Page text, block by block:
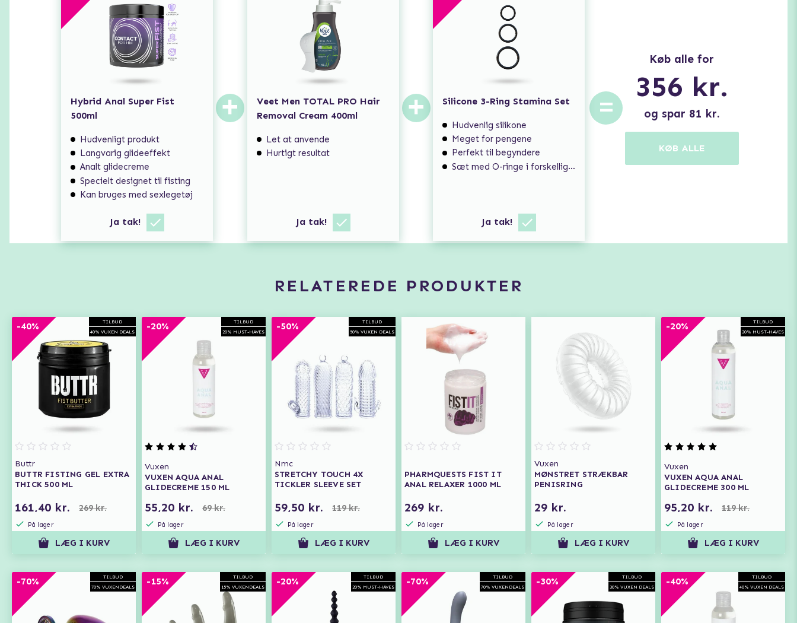
Hybrid Anal Super Fist
500ml
Hudvenligt produkt
Langvarig glideeffekt
Analt glidecreme
Specielt designet til fisting
Kan bruges med sexlegetøj
Ja tak!
+
Veet Men TOTAL PRO Hair
Removal Cream 400ml
Let at anvende
Hurtigt resultat
Ja tak!
+ Silicone 3-Ring Stamina Set
Hudvenlig silikone
Meget for pengene
Perfekt til begyndere
Sæt med O-ringe i forskellige størrelser
Ja tak!
=
Køb alle for
356 kr.
og spar 81 kr.
KØB ALLE
RELATEREDE PRODUKTER
TILBUD
40% VUXEN DEALS
-40%
Buttr
BUTTR FISTING GEL EXTRA
THICK 500 ML
161,40 kr. 269 kr.
På lager
LÆG I KURV
TILBUD
20% MUST-HAVES
-20%
Vuxen
VUXEN AQUA ANAL
GLIDECREME 150 ML
55,20 kr. 69 kr.
På lager
LÆG I KURV
TILBUD
50% VUXEN DEALS
-50%
Nmc
STRETCHY TOUCH 4X
TICKLER SLEEVE SET
59,50 kr. 119 kr.
På lager
LÆG I KURV
PHARMQUESTS FIST IT
ANAL RELAXER 1000 ML
269 kr.
På lager
LÆG I KURV
Vuxen
MØNSTRET STRÆKBAR
PENISRING
29 kr.
På lager
LÆG I KURV
TILBUD
20% MUST-HAVES
-20%
Vuxen
VUXEN AQUA ANAL
GLIDECREME 300 ML
95,20 kr. 119 kr.
På lager
LÆG I KURV
TILBUD
70% VUXENDEALS
-70%
TILBUD
15% VUXENDEALS
-15%
TILBUD
20% MUST-HAVES
-20%
TILBUD
70% VUXENDEALS
-70%
TILBUD
30% VUXEN DEALS
-30%
TILBUD
40% VUXEN DEALS
-40%